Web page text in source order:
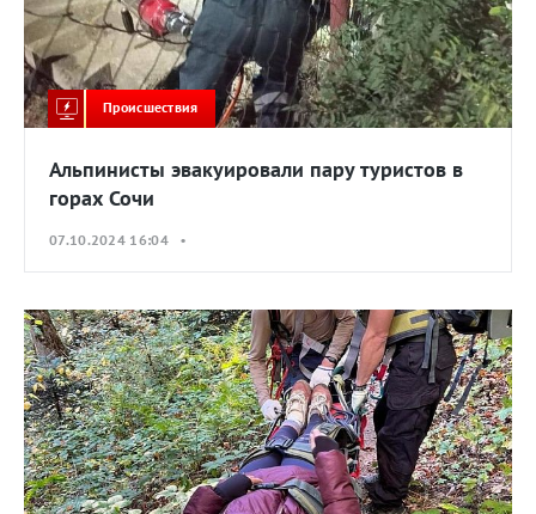
Происшествия
Альпинисты эвакуировали пару туристов в
горах Сочи
07.10.2024 16:04 •